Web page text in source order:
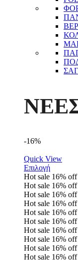
-16%
Quick View
Επιλογή
Hot sale 16% off
Hot sale 16% off
Hot sale 16% off
Hot sale 16% off
Hot sale 16% off
Hot sale 16% off
Hot sale 16% off
Hot sale 16% off
Hot sale 16% off
Hot sale 16% off